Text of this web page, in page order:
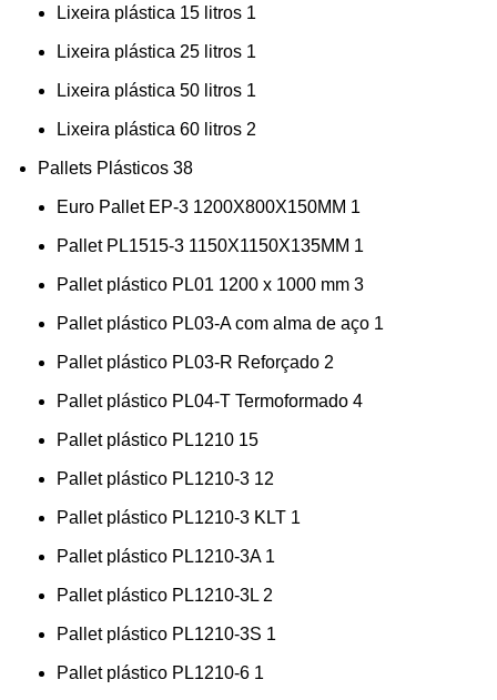
Lixeira plástica 15 litros 1
Lixeira plástica 25 litros 1
Lixeira plástica 50 litros 1
Lixeira plástica 60 litros 2
Pallets Plásticos 38
Euro Pallet EP-3 1200X800X150MM 1
Pallet PL1515-3 1150X1150X135MM 1
Pallet plástico PL01 1200 x 1000 mm 3
Pallet plástico PL03-A com alma de aço 1
Pallet plástico PL03-R Reforçado 2
Pallet plástico PL04-T Termoformado 4
Pallet plástico PL1210 15
Pallet plástico PL1210-3 12
Pallet plástico PL1210-3 KLT 1
Pallet plástico PL1210-3A 1
Pallet plástico PL1210-3L 2
Pallet plástico PL1210-3S 1
Pallet plástico PL1210-6 1